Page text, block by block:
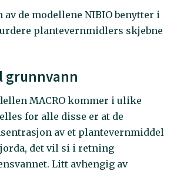
av de modellene NIBIO benytter i
plantevernmidlers skjebne
grunnvann
MACRO kommer i ulike
for alle disse er at de
av et plantevernmiddel
det vil si i retning
Litt avhengig av